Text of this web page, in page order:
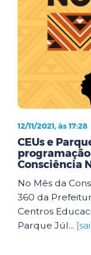
12/11/2021, às 17:28
CEUs e
Consciência
No Mês da
360 da
Centros
Parque Júl...